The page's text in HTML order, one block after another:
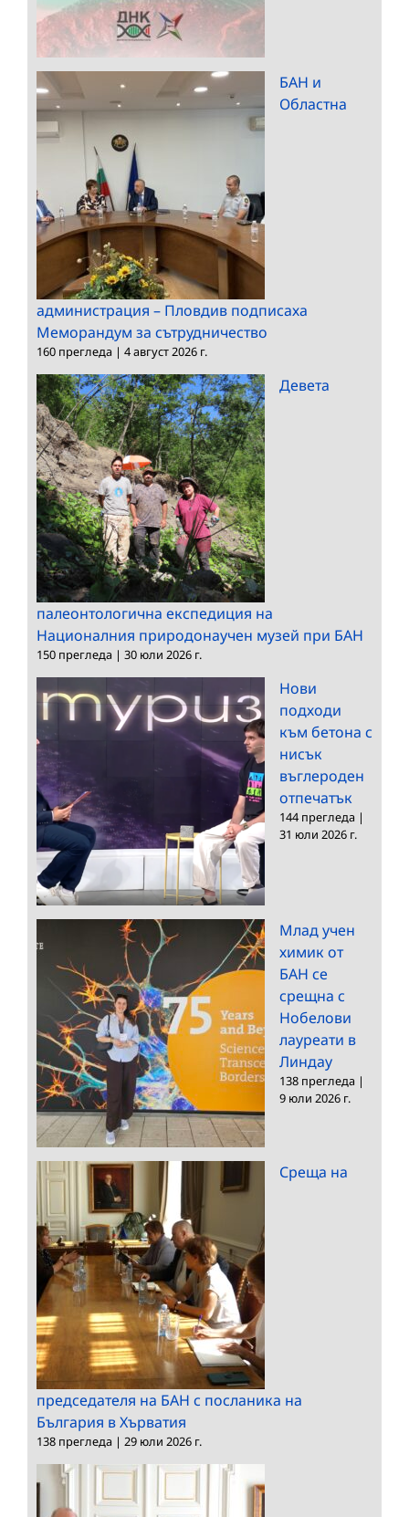
БАН и
Областна
администрация – Пловдив подписаха
Меморандум за сътрудничество
160 прегледа | 4 август 2026 г.
Девета
палеонтологична експедиция на
Националния природонаучен музей при БАН
150 прегледа | 30 юли 2026 г.
Нови
подходи
към бетона с
нисък
въглероден
отпечатък
144 прегледа |
31 юли 2026 г.
Млад учен
химик от
БАН се
срещна с
Нобелови
лауреати в
Линдау
138 прегледа |
9 юли 2026 г.
Среща на
председателя на БАН с посланика на
България в Хърватия
138 прегледа | 29 юли 2026 г.